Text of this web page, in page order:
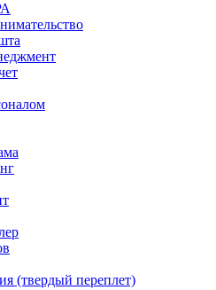
(твердый переплет)